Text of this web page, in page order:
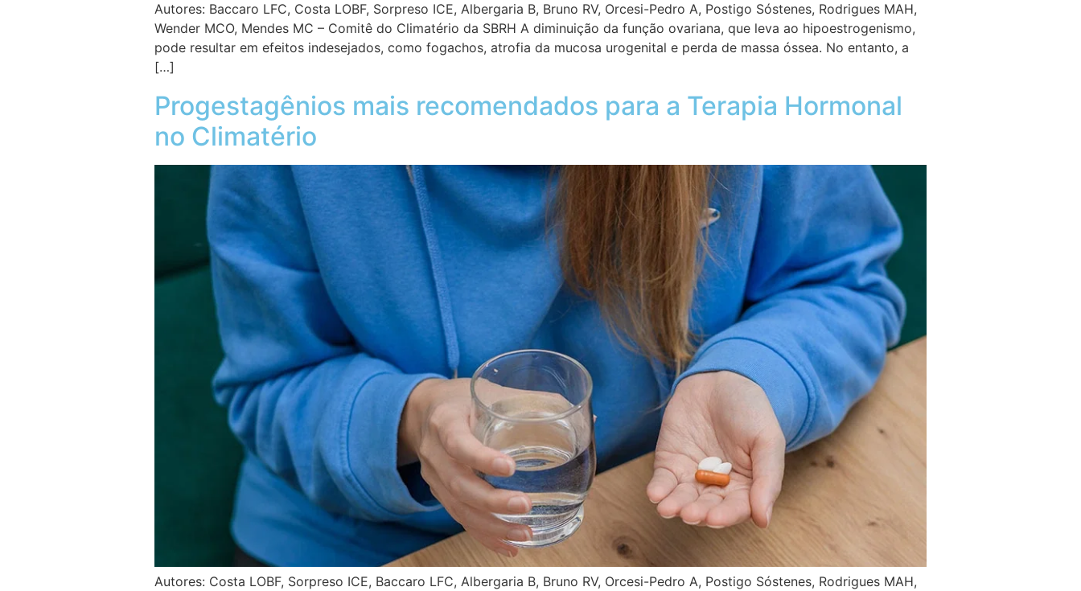
Autores: Baccaro LFC, Costa LOBF, Sorpreso ICE, Albergaria B, Bruno RV, Orcesi-Pedro A, Postigo Sóstenes, Rodrigues MAH,
Wender MCO, Mendes MC – Comitê do Climatério da SBRH A diminuição da função ovariana, que leva ao hipoestrogenismo,
pode resultar em efeitos indesejados, como fogachos, atrofia da mucosa urogenital e perda de massa óssea. No entanto, a
[…]
Progestagênios mais recomendados para a Terapia Hormonal
no Climatério
Autores: Costa LOBF, Sorpreso ICE, Baccaro LFC, Albergaria B, Bruno RV, Orcesi-Pedro A, Postigo Sóstenes, Rodrigues MAH,